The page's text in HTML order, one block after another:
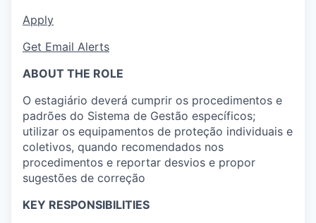
Apply
Get Email Alerts
ABOUT THE ROLE
O estagiário deverá cumprir os procedimentos e
padrões do Sistema de Gestão específicos;
utilizar os equipamentos de proteção individuais e
coletivos, quando recomendados nos
procedimentos e reportar desvios e propor
sugestões de correção
KEY RESPONSIBILITIES